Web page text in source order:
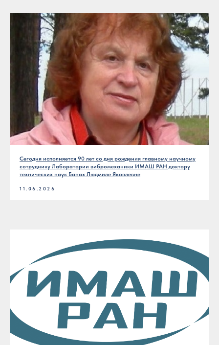
Сегодня исполняется 90 лет со дня рождения главному научному
сотруднику Лаборатории вибромеханики ИМАШ РАН доктору
технических наук Банах Людмиле Яковлевне
11.06.2026